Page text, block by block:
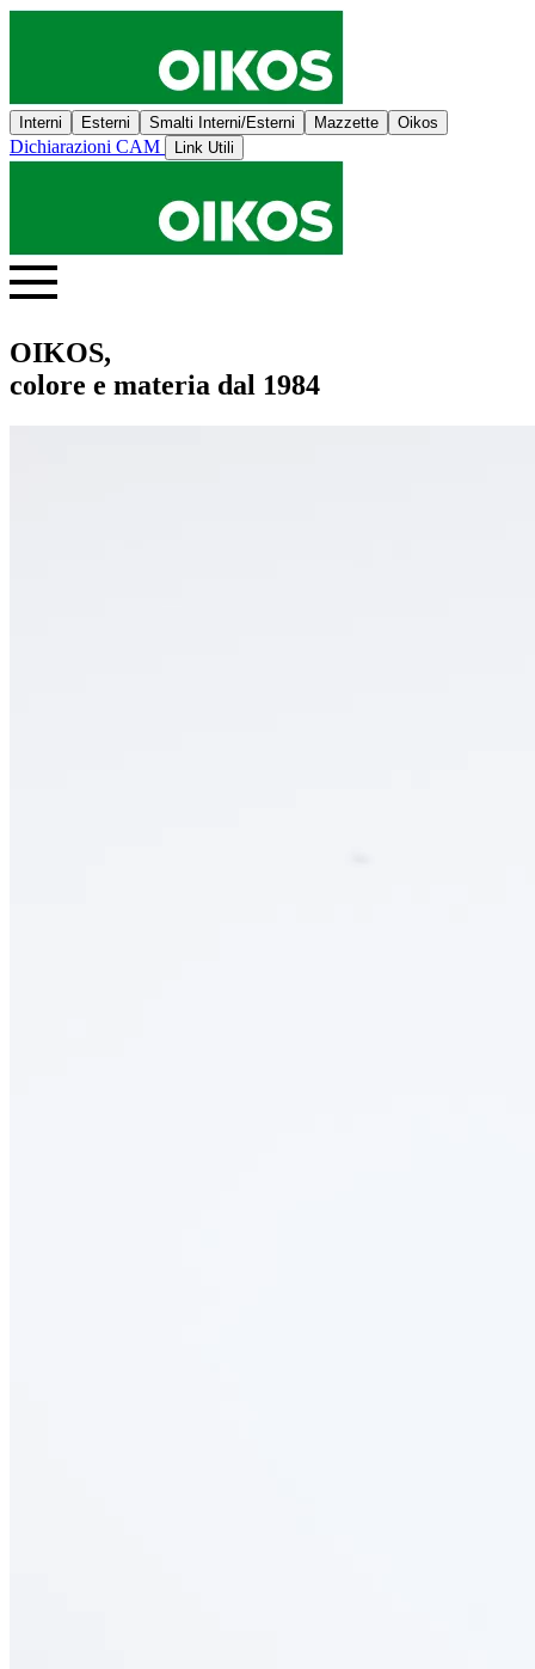
Interni Esterni Smalti Interni/Esterni Mazzette Oikos
Dichiarazioni CAM Link Utili
OIKOS,
colore e materia dal 1984